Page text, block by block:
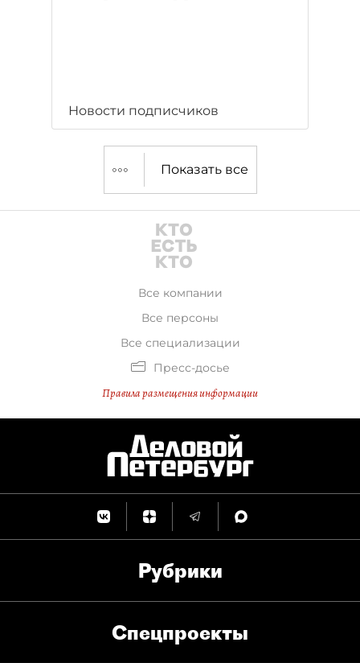
Новости подписчиков
Показать все
Все компании
Все персоны
Все специализации
Пресс-досье
Правила размещения информации
Рубрики
Спец­проекты